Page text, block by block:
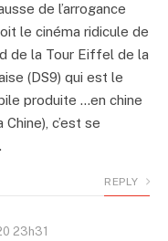
de l’arrogance
le cinéma ridicule de
de la Tour Eiffel de la
(DS9) qui est le
produite …en chine
c’est se
REPLY
23h31